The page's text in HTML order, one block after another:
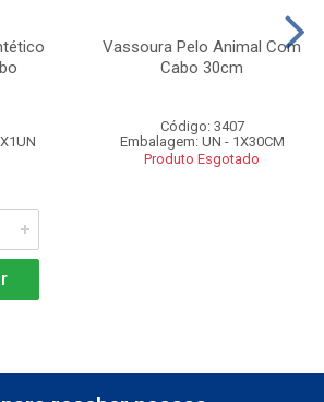
Vassoura Pelo Animal Com
Cabo 30cm
Código: 3407
Embalagem: UN - 1X30CM
Produto Esgotado